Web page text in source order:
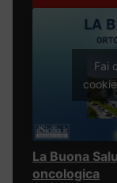
Fai
La Buona
oncologica